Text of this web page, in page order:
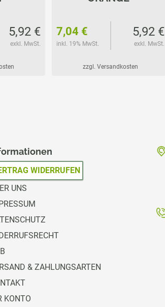
5,92 €
exkl. MwSt.
7,04 €
inkl. 19% MwSt.
5,92 €
exkl. MwSt.
zzgl. Versandkosten
WIDERRUFEN
UNS
& ZAHLUNGSARTEN
KONTO